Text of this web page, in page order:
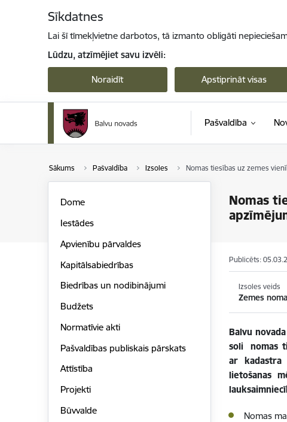
Sīkdatnes
Lai šī tīmekļvietne darbotos, tā izmanto obligāti
Lūdzu, atzīmējiet savu izvēli:
Noraidīt Apstiprināt visas
Pašvaldība
Sākums Pašvaldība Izsoles Nomas tiesības uz zemes
Nomas
Dome
Iestādes
Apvienību pārvaldes
Kapitālsabiedrības
Biedrības un nodibinājumi
Budžets
Normatīvie akti
Pašvaldības publiskais pārskats
Attīstība
Projekti
Būvvalde
Publicēts:
Izsoles veids
Zemes
Balvu
soli nomas
ar kadastra
lietošanas
Nomas